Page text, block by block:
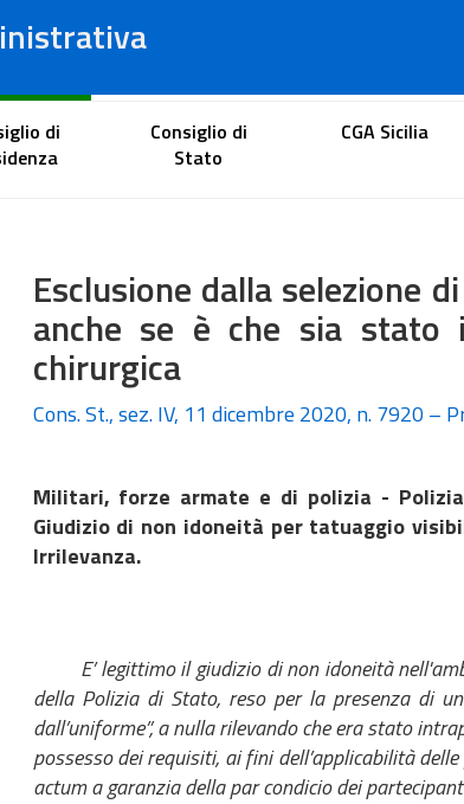
Regionali
Portale dell'avvocato
di
Consiglio di
Stato
CGA Sicilia
Esclusione dalla selezione
anche se è che sia stato
chirurgica
Cons. St., sez. IV, 11 dicembre 2020, n. 7920 –
Militari, forze armate e di polizia -
Giudizio di non idoneità per tatuaggio
Irrilevanza. ​​​​​​​
E’ legittimo il giudizio di non idoneità
della Polizia di Stato, reso per la presenza di
dall’uniforme”, a nulla rilevando che era stato
possesso dei requisiti, ai fini dell’applicabilità
actum a garanzia della par condicio dei